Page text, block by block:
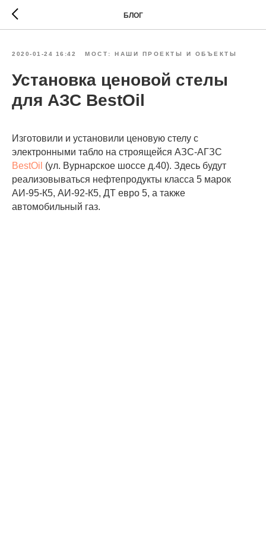
БЛОГ
2020-01-24 16:42 МОСТ: НАШИ ПРОЕКТЫ И ОБЪЕКТЫ
Установка ценовой стелы
для АЗС BestOil
Изготовили и установили ценовую стелу с
электронными табло на строящейся АЗС-АГЗС
BestOil (ул. Вурнарское шоссе д.40). Здесь будут
реализовываться нефтепродукты класса 5 марок​
АИ-95-К5,​ АИ-92-К5, ДТ евро 5, а также
автомобильный​ газ.